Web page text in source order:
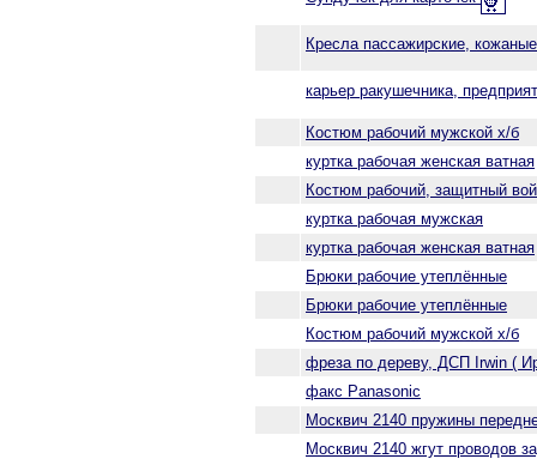
Кресла пассажирские,
карьер ракушечника,
Костюм рабочий мужской х/б
куртка рабочая женская ватная
Костюм рабочий, защитный
куртка рабочая мужская
куртка рабочая женская ватная
Брюки рабочие утеплённые
Брюки рабочие утеплённые
Костюм рабочий мужской х/б
фреза по дереву, ДСП Irwin (
факс Panasonic
Москвич 2140 пружины
Москвич 2140 жгут проводов